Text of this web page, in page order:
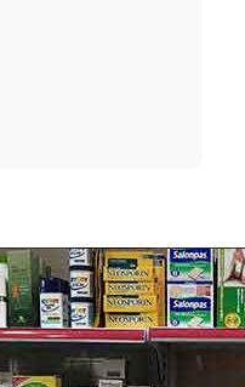
dịch.
hệ thần kinh.